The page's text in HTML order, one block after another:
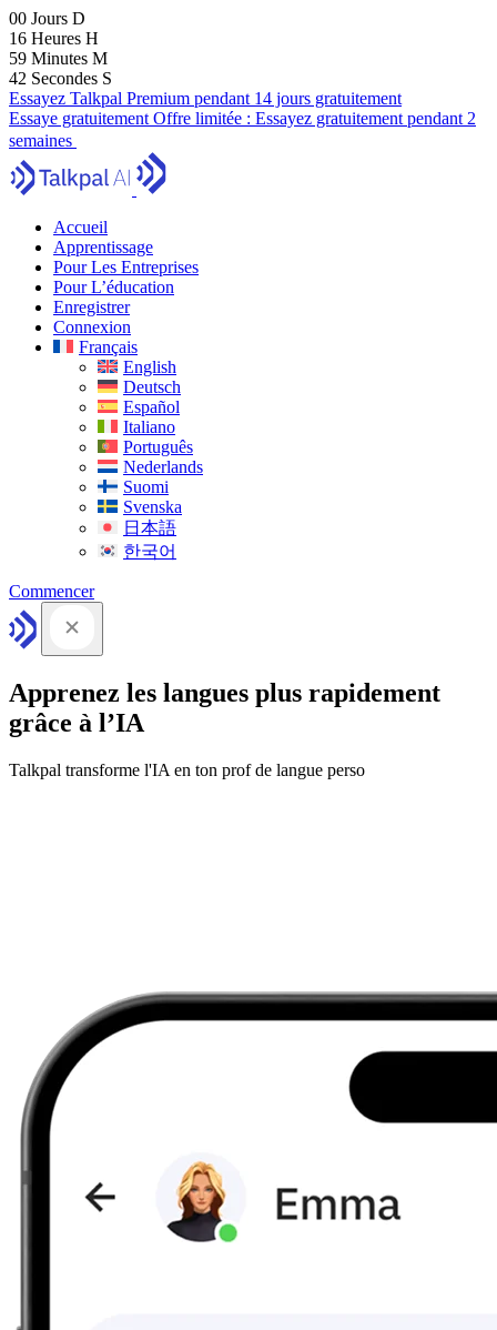
00 Jours D
16 Heures H
59 Minutes M
40 Secondes S
Essayez Talkpal Premium pendant 14 jours gratuitement
Essaye gratuitement Offre limitée : Essayez gratuitement pendant 2
semaines
Accueil
Apprentissage
Pour Les Entreprises
Pour L’éducation
Enregistrer
Connexion
Français
English
Deutsch
Español
Italiano
Português
Nederlands
Suomi
Svenska
日本語
한국어
Commencer
Apprenez les langues plus rapidement
grâce à l’IA
Talkpal transforme l'IA en ton prof de langue perso